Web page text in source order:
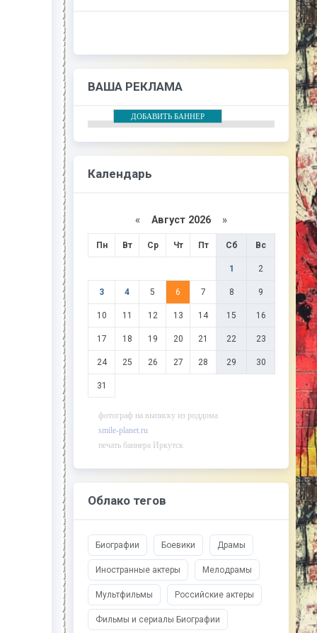
ВАША РЕКЛАМА
ДОБАВИТЬ БАННЕР
Календарь
« Август 2026 »
Пн Вт Ср Чт Пт Сб Вс
1 2
3 4 5 6 7 8 9
10 11 12 13 14 15 16
17 18 19 20 21 22 23
24 25 26 27 28 29 30
31
фотограф на выписку из роддома
smile-planet.ru
печать баннера Иркутск
мечтать.
-- Все дело в мыслях. Мысль — начало
всего. И мыслями можно управлять. И
поэтому главное дело совершенствования:
работать над мыслями.
-- Идите уверенно по направлению к мечте.
Живите той жизнью, которую вы сами себе
Облако тегов
Биографии Боевики Драмы
Иностранные актеры Мелодрамы
Мультфильмы Российские актеры
Фильмы и сериалы Биографии